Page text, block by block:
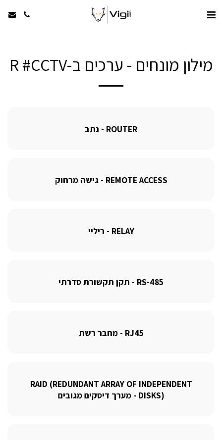
מילון מונחים - ערכים ב-R #CCTV
ROUTER - נתב
REMOTE ACCESS - גישה מרחוק
RELAY - ריליי
RS-485 - תקן תקשורת סדרתי
RJ45 - מחבר רשת
RAID (REDUNDANT ARRAY OF INDEPENDENT
DISKS) - מערך דיסקים מגובים